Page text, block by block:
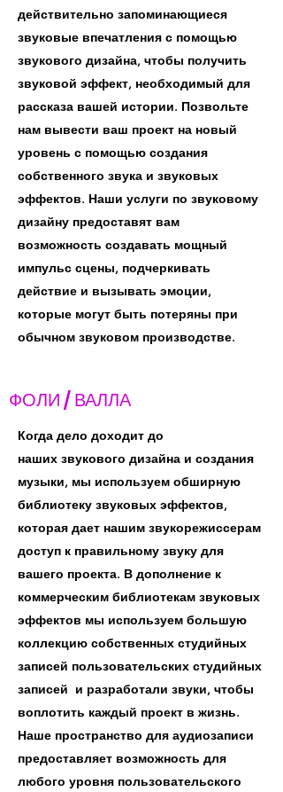
действительно запоминающиеся
звуковые впечатления с помощью
звукового дизайна, чтобы получить
звуковой эффект, необходимый для
рассказа вашей истории. Позвольте
нам вывести ваш проект на новый
уровень с помощью создания
собственного звука и звуковых
эффектов. Наши услуги по звуковому
дизайну предоставят вам
возможность создавать мощный
импульс сцены, подчеркивать
действие и вызывать эмоции,
которые могут быть потеряны при
обычном звуковом производстве.
ФОЛИ / ВАЛЛА
Когда дело доходит до
наших звукового дизайна и создания
музыки, мы используем обширную
библиотеку звуковых эффектов,
которая дает нашим звукорежиссерам
доступ к правильному звуку для
вашего проекта. В дополнение к
коммерческим библиотекам звуковых
эффектов мы используем большую
коллекцию собственных студийных
записей пользовательских студийных
записей и разработали звуки, чтобы
воплотить каждый проект в жизнь.
Наше пространство для аудиозаписи
предоставляет возможность для
любого уровня пользовательского